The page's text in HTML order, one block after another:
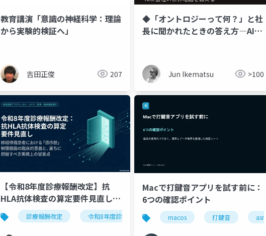
教育講演「意識の神経科学：理論
から実験的検証へ」
吉田正俊 207
◆「オントロジーって何？」と社
長に聞かれたときの答え方―AIに
Jun Ikematsu >100
【令和8年度診療報酬改定】抗
HLA抗体検査の算定要件見直し｜
移植待機患者の「感作歴」制限撤
廃と実務対応
診療報酬改定 令和8年度診療報酬改定 抗hla抗体検査 移植医療
Macで打鍵音アプリを試す前に：
6つの確認ポイント
macos 打鍵音 asmr